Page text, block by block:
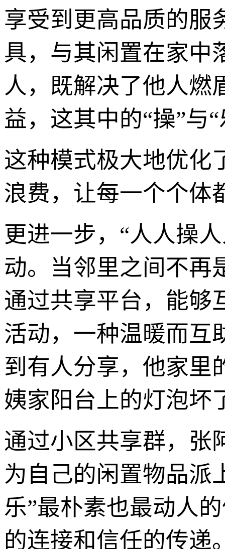
享受到更高品质的服
具，与其闲置在家中
人，既解决了他人燃
益，这其中的“操”与
这种模式极大地优化
浪费，让每一个个体
更进一步，“人人操
动。当邻里之间不再
通过共享平台，能够
活动，一种温暖而互
到有人分享，他家里
姨家阳台上的灯泡坏
通过小区共享群，张
为自己的闲置物品派
乐”最朴素也最动人
的连接和信任的传递